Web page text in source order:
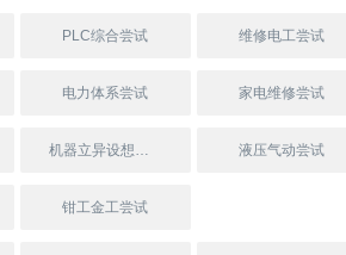
PLC综合尝试 维修电工尝试
电力体系尝试 家电维修尝试
机器立异设想尝试 液压气动尝试
钳工金工尝试